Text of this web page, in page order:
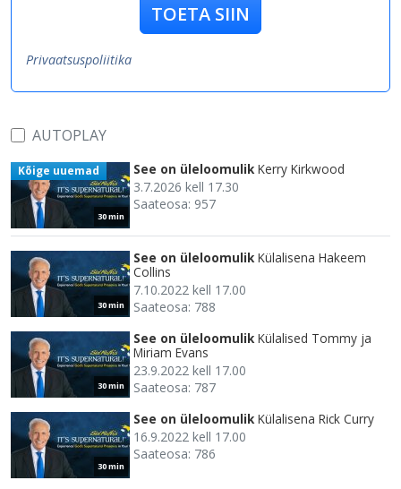
TOETA SIIN
Privaatsuspoliitika
AUTOPLAY
30 min
Kõige uuemad See on üleloomulik Kerry Kirkwood
3.7.2026 kell 17.30
Saateosa: 957
30 min
See on üleloomulik Külalisena Hakeem
Collins
7.10.2022 kell 17.00
Saateosa: 788
30 min
See on üleloomulik Külalised Tommy ja
Miriam Evans
23.9.2022 kell 17.00
Saateosa: 787
30 min
See on üleloomulik Külalisena Rick Curry
16.9.2022 kell 17.00
Saateosa: 786